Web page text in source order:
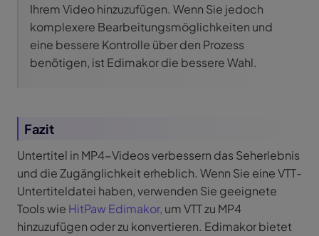
Ihrem Video hinzuzufügen. Wenn Sie jedoch
komplexere Bearbeitungsmöglichkeiten und
eine bessere Kontrolle über den Prozess
benötigen, ist Edimakor die bessere Wahl.
Fazit
Untertitel in MP4-Videos verbessern das Seherlebnis
und die Zugänglichkeit erheblich. Wenn Sie eine VTT-
Untertiteldatei haben, verwenden Sie geeignete
Tools wie HitPaw Edimakor, um VTT zu MP4
hinzuzufügen oder zu konvertieren. Edimakor bietet